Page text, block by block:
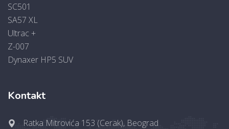
SC501
SA57 XL
Ultrac +
Z-007
Dynaxer HP5 SUV
Kontakt
Ratka Mitrovića 153 (Cerak), Beograd